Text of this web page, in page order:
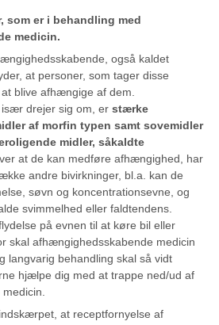
som er i behandling med
medicin.
også kaldet
at personer, som tager disse
blive afhængige af dem.
drejer sig om, er stærke
af morfin typen samt sovemidler
midler, såkaldte
at de kan medføre afhængighed, har
andre bivirkninger, bl.a. kan de
søvn og koncentrationsevne, og
svimmelhed eller faldtendens.
på evnen til at køre bil eller
skal afhængighedsskabende medicin
langvarig behandling skal så vidt
hjælpe dig med at trappe ned/ud af
at receptfornyelse af